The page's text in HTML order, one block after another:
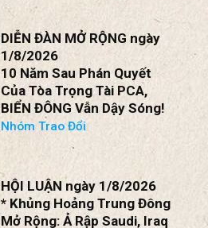
* Xung Đột Giữa Ả Rập
Saudi Và Houthi; Eo Biển
Bab Al-Mandeb; Iraq?
BS Nguyễn Trọng Việt
DIỄN ĐÀN MỞ RỘNG ngày
Của Tòa Trọng Tài PCA,
BIỂN ĐÔNG Vẫn Dậy Sóng!
Nhóm Trao Đổi